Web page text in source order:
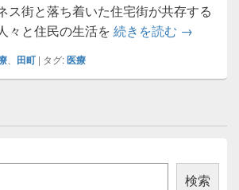
ス街と落ち着いた住宅街が共存する
々と住民の生活を 続きを読む 田町の多
→
田町 | タグ:医療
検索